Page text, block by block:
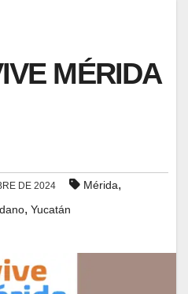
MÉRIDA
DE 2024 Mérida,
, Yucatán